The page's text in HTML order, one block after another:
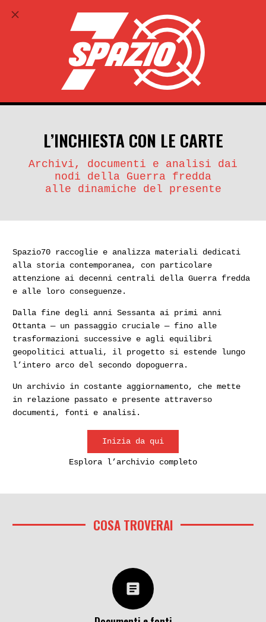
ABBONATI
search account_circle
L’INCHIESTA CON LE CARTE
Archivi, documenti e analisi dai
nodi della Guerra fredda
alle dinamiche del presente
Spazio70 raccoglie e analizza materiali dedicati
alla storia contemporanea, con particolare
attenzione ai decenni centrali della Guerra fredda
e alle loro conseguenze.
Dalla fine degli anni Sessanta ai primi anni
Ottanta — un passaggio cruciale — fino alle
trasformazioni successive e agli equilibri
geopolitici attuali, il progetto si estende lungo
l’intero arco del secondo dopoguerra.
Un archivio in costante aggiornamento, che mette
in relazione passato e presente attraverso
documenti, fonti e analisi.
Inizia da qui
Esplora l’archivio completo
COSA TROVERAI
article